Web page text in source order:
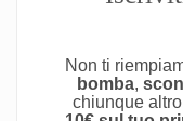
Non ti
bomba,
chiunque